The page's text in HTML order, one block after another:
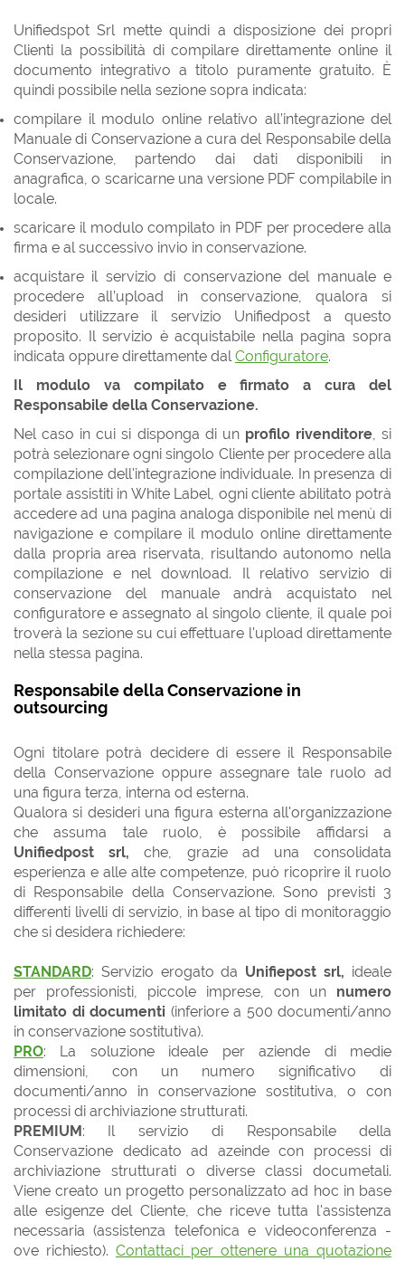
Unifiedspot Srl mette quindi a disposizione dei propri
Clienti la possibilità di compilare direttamente online il
documento integrativo a titolo puramente gratuito. È
quindi possibile nella sezione sopra indicata:
compilare il modulo online relativo all’integrazione del
Manuale di Conservazione a cura del Responsabile della
Conservazione, partendo dai dati disponibili in
anagrafica, o scaricarne una versione PDF compilabile in
locale.
scaricare il modulo compilato in PDF per procedere alla
firma e al successivo invio in conservazione.
acquistare il servizio di conservazione del manuale e
procedere all’upload in conservazione, qualora si
desideri utilizzare il servizio Unifiedpost a questo
proposito. Il servizio è acquistabile nella pagina sopra
indicata oppure direttamente dalConfiguratore.
Il modulo va compilato e firmato a cura del
Responsabile della Conservazione.
Nel caso in cui si disponga di un profilo rivenditore, si
potrà selezionare ogni singolo Cliente per procedere alla
compilazione dell'integrazione individuale. In presenza di
portale assistiti in White Label, ogni cliente abilitato potrà
accedere ad una pagina analoga disponibile nel menù di
navigazione e compilare il modulo online direttamente
dalla propria area riservata, risultando autonomo nella
compilazione e nel download. Il relativo servizio di
conservazione del manuale andrà acquistato nel
configuratore e assegnato al singolo cliente, il quale poi
troverà la sezione su cui effettuare l'upload direttamente
nella stessa pagina.
Responsabile della Conservazione in
outsourcing
Ogni titolare potrà decidere di essere il Responsabile
della Conservazione oppure assegnare tale ruolo ad
una figura terza, interna od esterna.
Qualora si desideri una figura esterna all'organizzazione
che assuma tale ruolo, è possibile affidarsi a
Unifiedpost srl,che, grazie ad una consolidata
esperienza e alle alte competenze, può ricoprire il ruolo
di Responsabile della Conservazione. Sono previsti 3
differenti livelli di servizio, in base al tipo di monitoraggio
che si desidera richiedere:
STANDARD: Servizio erogato da Unifiepost srl, ideale
per professionisti, piccole imprese, con un numero
limitato di documenti (inferiore a 500 documenti/anno
in conservazione sostitutiva).
PRO: La soluzione ideale per aziende di medie
dimensioni, con un numero significativo di
documenti/anno in conservazione sostitutiva, o con
processi di archiviazione strutturati.
PREMIUM: Il servizio di Responsabile della
Conservazione dedicato ad azeinde con processi di
archiviazione strutturatio diverse classi documetali.
Viene creato un progetto personalizzato ad hoc in base
alle esigenze del Cliente, che riceve tutta l'assistenza
necessaria (assistenza telefonica e videoconferenza -
ove richiesto). Contattaci per ottenere una quotazione